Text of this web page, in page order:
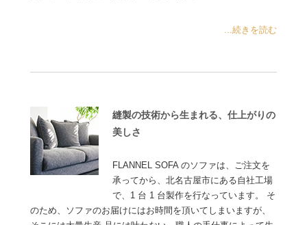
...続きを読む
縫製の技術から生まれる、仕上がりの
美しさ
FLANNEL SOFA のソファは、ご注文を
承ってから、北名古屋市にある自社工場
で、1 台 1 台製作を行なっています。 そ
のため、ソファのお届けにはお時間を頂いてしまいますが、